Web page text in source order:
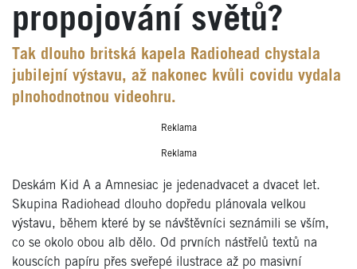
propojování světů?
Tak dlouho britská kapela Radiohead chystala
jubilejní výstavu, až nakonec kvůli covidu vydala
plnohodnotnou videohru.
Reklama
Reklama
Deskám Kid A a Amnesiac je jedenadvacet a dvacet let.
Skupina Radiohead dlouho dopředu plánovala velkou
výstavu, během které by se návštěvníci seznámili se vším,
co se okolo obou alb dělo. Od prvních nástřelů textů na
kouscích papíru přes sveřepé ilustrace až po masivní